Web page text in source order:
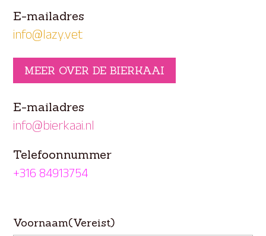
E-mailadres
info@lazy.vet
MEER OVER DE BIERKAAI
E-mailadres
info@bierkaai.nl
Telefoonnummer
+316 84913754
Voornaam(Vereist)